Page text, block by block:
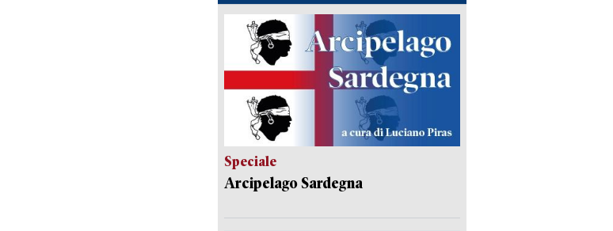
Speciale
Arcipelago Sardegna